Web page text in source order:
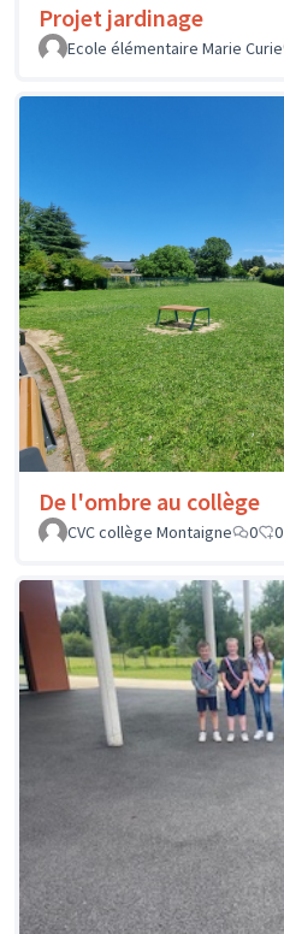
Projet jardinage
Ecole élémentaire Marie Curie
De l'ombre au collège
CVC collège Montaigne
0 0